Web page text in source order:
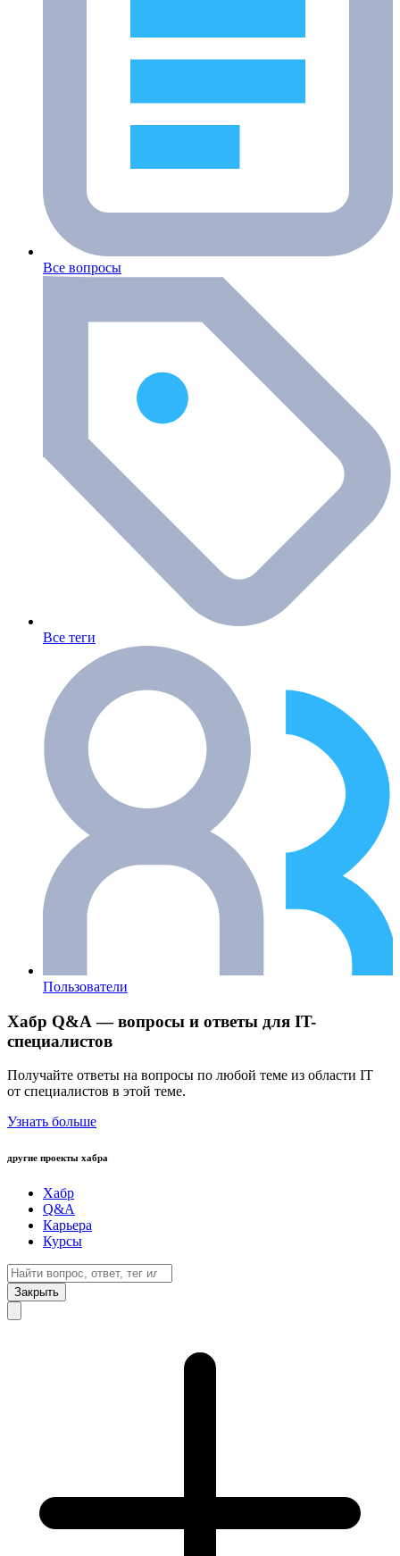
Все вопросы
Все теги
Пользователи
Хабр Q&A — вопросы и ответы для IT-
специалистов
Получайте ответы на вопросы по любой теме из области IT
от специалистов в этой теме.
Узнать больше
другие проекты хабра
Хабр
Q&A
Карьера
Курсы
Закрыть